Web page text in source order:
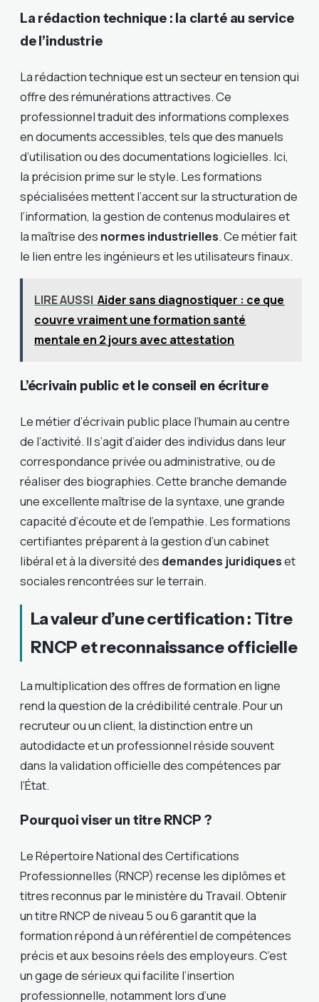
La rédaction technique : la clarté au service
de l’industrie
La rédaction technique est un secteur en tension qui
offre des rémunérations attractives. Ce
professionnel traduit des informations complexes
en documents accessibles, tels que des manuels
d’utilisation ou des documentations logicielles. Ici,
la précision prime sur le style. Les formations
spécialisées mettent l’accent sur la structuration de
l’information, la gestion de contenus modulaires et
la maîtrise des normes industrielles. Ce métier fait
le lien entre les ingénieurs et les utilisateurs finaux.
LIRE AUSSI Aider sans diagnostiquer : ce que
couvre vraiment une formation santé
mentale en 2 jours avec attestation
L’écrivain public et le conseil en écriture
Le métier d’écrivain public place l’humain au centre
de l’activité. Il s’agit d’aider des individus dans leur
correspondance privée ou administrative, ou de
réaliser des biographies. Cette branche demande
une excellente maîtrise de la syntaxe, une grande
capacité d’écoute et de l’empathie. Les formations
certifiantes préparent à la gestion d’un cabinet
libéral et à la diversité des demandes juridiqueset
sociales rencontrées sur le terrain.
La valeur d’une certification : Titre
RNCP et reconnaissance officielle
La multiplication des offres de formation en ligne
rend la question de la crédibilité centrale. Pour un
recruteur ou un client, la distinction entre un
autodidacte et un professionnel réside souvent
dans la validation officielle des compétences par
l’État.
Pourquoi viser un titre RNCP ?
Le Répertoire National des Certifications
Professionnelles (RNCP) recense les diplômes et
titres reconnus par le ministère du Travail. Obtenir
un titre RNCP de niveau 5 ou 6 garantit que la
formation répond à un référentiel de compétences
précis et aux besoins réels des employeurs. C’est
un gage de sérieux qui facilite l’insertion
professionnelle, notamment lors d’une